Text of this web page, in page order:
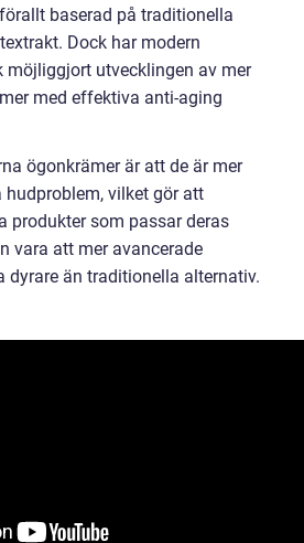
baserad på traditionella
Dock har modern
möjliggjort utvecklingen av mer
med effektiva anti-aging
ögonkrämer är att de är mer
vilket gör att
produkter som passar deras
vara att mer avancerade
dyrare än traditionella alternativ.